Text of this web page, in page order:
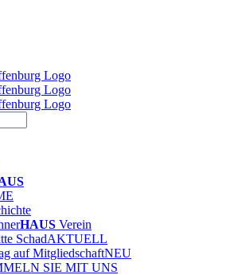
HAUS Verein
SchadAKTUELL
auf MitgliedschaftNEU
SIE MIT UNS